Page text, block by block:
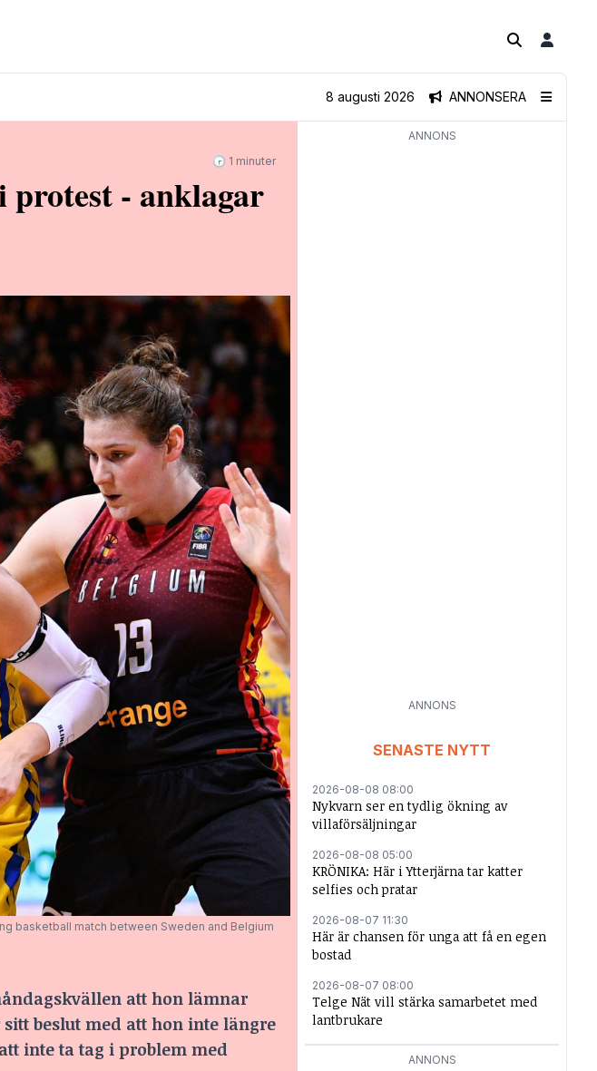
ANNONSERA
8 augusti 2026
🕝 1 minuter
protest - anklagar
basketball match between Sweden and Belgium
att hon lämnar
beslut med att hon inte längre
inte ta tag i problem med
ANNONS
ANNONS
SENASTE NYTT
2026-08-08 08:00
Nykvarn ser en tydlig ökning av
villaförsäljningar
2026-08-08 05:00
KRÖNIKA: Här i Ytterjärna tar katter
selfies och pratar
2026-08-07 11:30
Här är chansen för unga att få en egen
bostad
2026-08-07 08:00
Telge Nät vill stärka samarbetet med
lantbrukare
ANNONS